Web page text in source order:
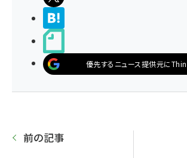
優先するニュース提供元に
前の記事